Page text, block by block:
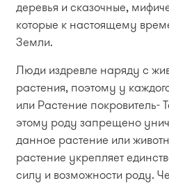
деревья и сказочные,
которые к настоящему
Земли.
Люди издревле наряду с
растения, поэтому у
или Растение покровитель-
этому роду запрещено
данное растение или
растение укрепляет
силу и возможности роду.